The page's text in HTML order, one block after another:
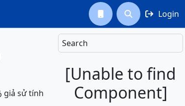
  Login
Search
[Unable to find
Component]
giả sử tính